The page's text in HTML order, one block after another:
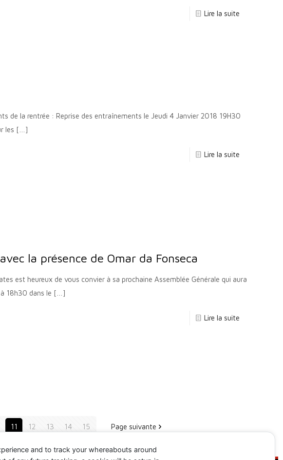
Lire la suite
de la rentrée : Reprise des entraînements le Jeudi 4 Janvier 2018 19H30
les […]
Lire la suite
la présence de Omar da Fonseca
est heureux de vous convier à sa prochaine Assemblée Générale qui aura
18h30 dans le […]
Lire la suite
11 12 13 14 15 Page suivante
and to track your whereabouts around